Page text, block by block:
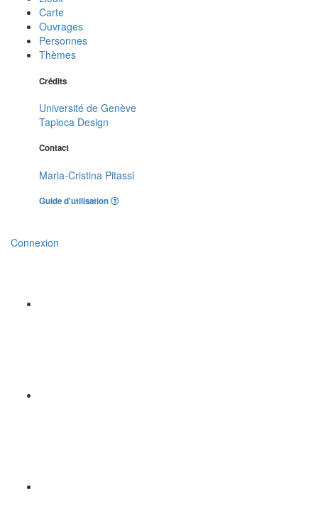
Carte
Ouvrages
Personnes
Thèmes
Crédits
Université de Genève
Tapioca Design
Contact
Maria-Cristina Pitassi
Guide d'utilisation
Connexion